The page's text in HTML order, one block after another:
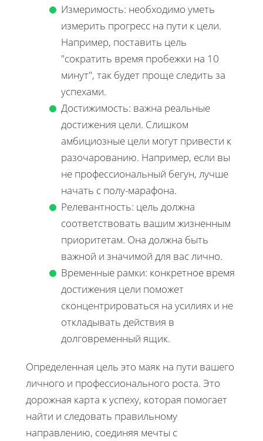
Измеримость: необходимо уметь
измерить прогресс на пути к цели.
Например, поставить цель
"сократить время пробежки на 10
минут", так будет проще следить за
успехами.
Достижимость: важна реальные
достижения цели. Слишком
амбициозные цели могут привести к
разочарованию. Например, если вы
не профессиональный бегун, лучше
начать с полу-марафона.
Релевантность: цель должна
соответствовать вашим жизненным
приоритетам. Она должна быть
важной и значимой для вас лично.
Временные рамки: конкретное время
достижения цели поможет
сконцентрироваться на усилиях и не
откладывать действия в
долговременный ящик.
Определенная цель это маяк на пути вашего
личного и профессионального роста. Это
дорожная карта к успеху, которая помогает
найти и следовать правильному
направлению, соединяя мечты с